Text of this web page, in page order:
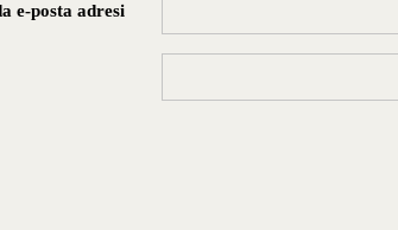
e-posta adresi